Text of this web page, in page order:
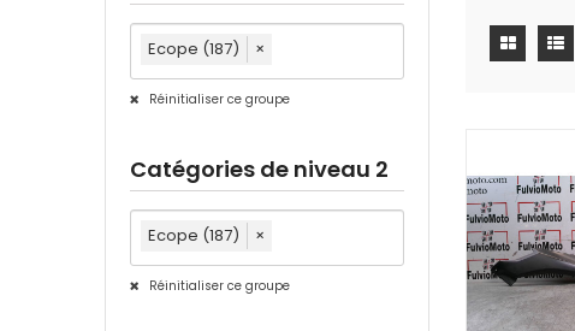
Ecope (187) ×
Réinitialiser ce groupe
Catégories de niveau 2
Ecope (187) ×
Réinitialiser ce groupe